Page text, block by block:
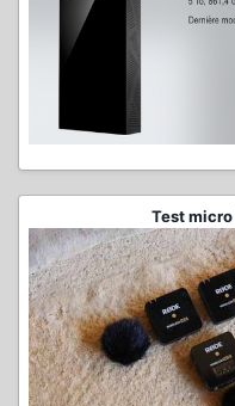
Test micro